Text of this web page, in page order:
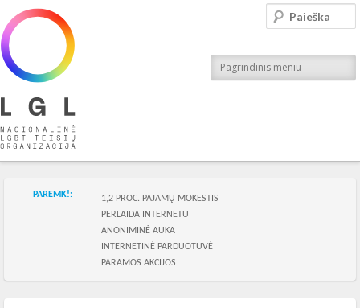
Nacionalinė LGBT teisių organizacija
Pagrindinis meniu
Paieška
Skilties meniu
PAREMK!:
1,2 PROC. PAJAMŲ MOKESTIS
PERLAIDA INTERNETU
ANONIMINĖ AUKA
INTERNETINĖ PARDUOTUVĖ
PARAMOS AKCIJOS